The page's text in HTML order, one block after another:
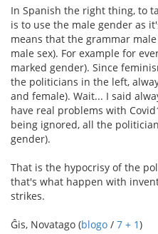
In Spanish the right thing, to
is to use the male gender as
means that the grammar
male sex). For example for
marked gender). Since
the politicians in the left,
and female). Wait... I said
have real problems with
being ignored, all the
gender).
That is the hypocrisy of the
that's what happen with
strikes.
Ĝis, Novatago (blogo / 7 + 1)